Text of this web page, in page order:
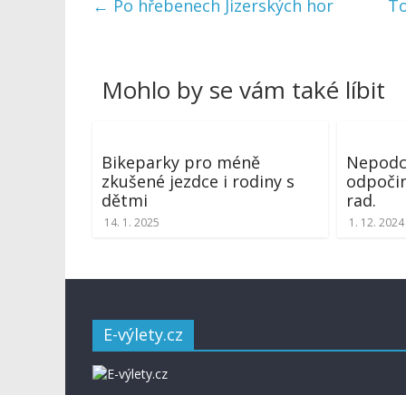
← Po hřebenech Jizerských hor
Mohlo by se vám také líbit
Bikeparky pro méně
zkušené jezdce i rodiny s
dětmi
14. 1. 2025
rad.
1. 12. 2024
E-výlety.cz